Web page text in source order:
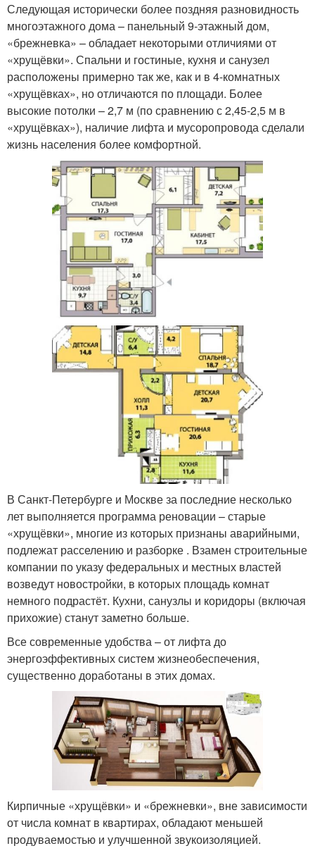
Следующая исторически более поздняя разновидность
многоэтажного дома – панельный 9-этажный дом,
«брежневка» – обладает некоторыми отличиями от
«хрущёвки». Спальни и гостиные, кухня и санузел
расположены примерно так же, как и в 4-комнатных
«хрущёвках», но отличаются по площади. Более
высокие потолки – 2,7 м (по сравнению с 2,45-2,5 м в
«хрущёвках»), наличие лифта и мусоропровода сделали
жизнь населения более комфортной.
В Санкт-Петербурге и Москве за последние несколько
лет выполняется программа реновации – старые
«хрущёвки», многие из которых признаны аварийными,
подлежат расселению и разборке . Взамен строительные
компании по указу федеральных и местных властей
возведут новостройки, в которых площадь комнат
немного подрастёт. Кухни, санузлы и коридоры (включая
прихожие) станут заметно больше.
Все современные удобства – от лифта до
энергоэффективных систем жизнеобеспечения,
существенно доработаны в этих домах.
Кирпичные «хрущёвки» и «брежневки», вне зависимости
от числа комнат в квартирах, обладают меньшей
продуваемостью и улучшенной звукоизоляцией.